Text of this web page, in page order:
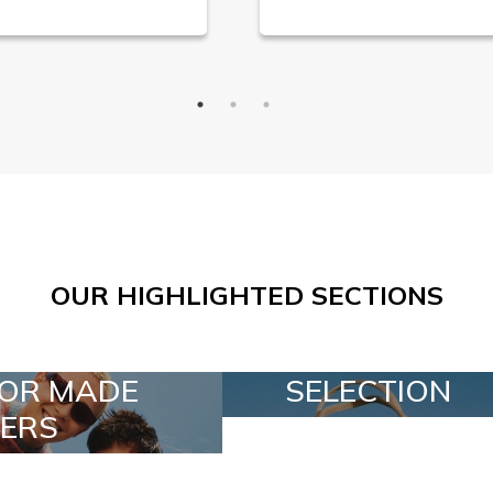
OUR HIGHLIGHTED SECTIONS
SELECTION SPECIAL LOTS